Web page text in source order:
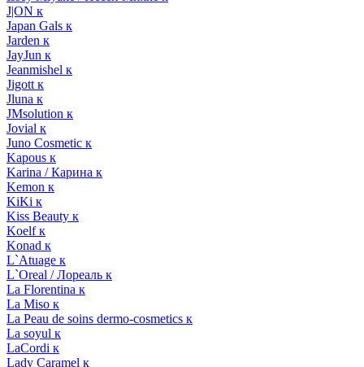
J|ON к
Japan Gals к
Jarden к
JayJun к
Jeanmishel к
Jigott к
Jluna к
JMsolution к
Jovial к
Juno Cosmetic к
Kapous к
Karina / Карина к
Kemon к
KiKi к
Kiss Beauty к
Koelf к
Konad к
L`Atuage к
L`Oreal / Лореаль к
La Florentina к
La Miso к
La Peau de soins dermo-cosmetics к
La soyul к
LaCordi к
Lady Caramel к